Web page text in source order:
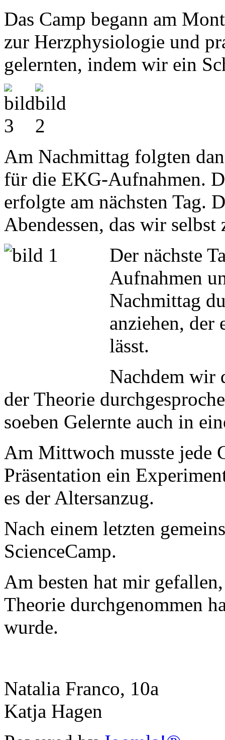
Das Camp begann am
zur Herzphysiologie und
gelernten, indem wir ein
Am Nachmittag folgten
für die EKG-Aufnahmen.
erfolgte am nächsten Tag.
Abendessen, das wir selbst
Der nächste
Aufnahmen
Nachmittag
anziehen, der
lässt.
Nachdem wir
der Theorie
soeben Gelernte auch in
Am Mittwoch musste jede
Präsentation ein
es der Altersanzug.
Nach einem letzten
ScienceCamp.
Am besten hat mir
Theorie durchgenommen
wurde.
Natalia Franco, 10a
Katja Hagen